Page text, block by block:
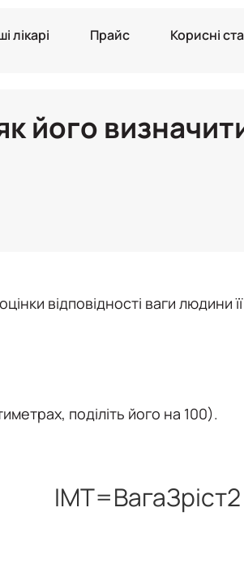
лікарі Прайс Корисні
його
відповідності ваги людини
поділіть його на 100).
ІМТ=ВагаЗріст2